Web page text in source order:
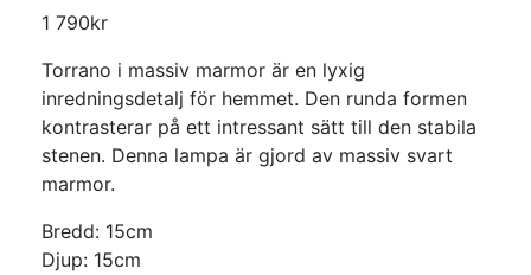
1 790kr
Torrano i massiv marmor är en lyxig
inredningsdetalj för hemmet. Den runda formen
kontrasterar på ett intressant sätt till den stabila
stenen. Denna lampa är gjord av massiv svart
marmor.
Bredd: 15cm
Djup: 15cm